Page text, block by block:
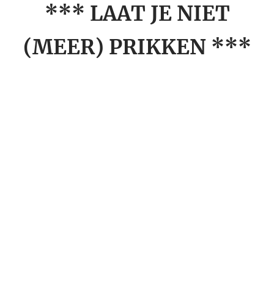
*** LAAT JE NIET
(MEER) PRIKKEN ***